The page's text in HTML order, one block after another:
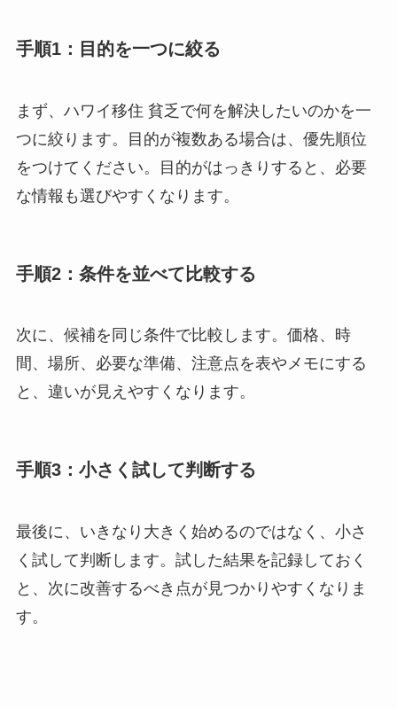
手順1：目的を一つに絞る
まず、ハワイ移住 貧乏で何を解決したいのかを一
つに絞ります。目的が複数ある場合は、優先順位
をつけてください。目的がはっきりすると、必要
な情報も選びやすくなります。
手順2：条件を並べて比較する
次に、候補を同じ条件で比較します。価格、時
間、場所、必要な準備、注意点を表やメモにする
と、違いが見えやすくなります。
手順3：小さく試して判断する
最後に、いきなり大きく始めるのではなく、小さ
く試して判断します。試した結果を記録しておく
と、次に改善するべき点が見つかりやすくなりま
す。